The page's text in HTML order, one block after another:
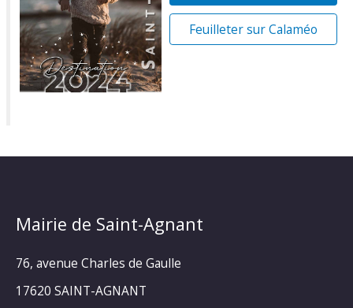
Feuilleter sur Calaméo
Mairie de Saint-Agnant
76, avenue Charles de Gaulle
17620 SAINT-AGNANT